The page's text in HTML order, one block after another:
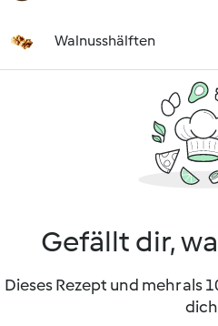
Walnusshälften
Gefällt dir,
Dieses Rezept und mehr als